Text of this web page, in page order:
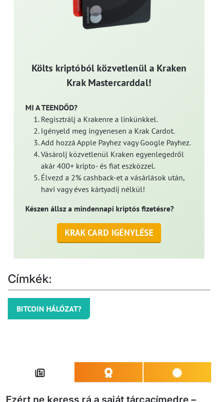
Költs kriptóból közvetlenül a Kraken
Krak Mastercarddal!
MI A TEENDŐD?
Regisztrálj a Krakenre a linkünkkel.
Igényeld meg ingyenesen a Krak Cardot.
Add hozzá Apple Payhez vagy Google Payhez.
Vásárolj közvetlenül Kraken egyenlegedről
akár 400+ kripto- és fiat eszközzel.
Élvezd a 2% cashback-et a vásárlások után,
havi vagy éves kártyadíj nélkül!
Készen állsz a mindennapi kriptós fizetésre?
KRAK CARD IGÉNYLÉSE
Címkék:
BITCOIN HÁLÓZAT?